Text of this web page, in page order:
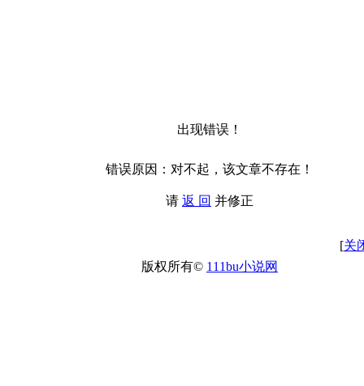
出现错误！
错误原因：对不起，该文章不存在！
请 返 回 并修正
[关
版权所有© 111bu小说网